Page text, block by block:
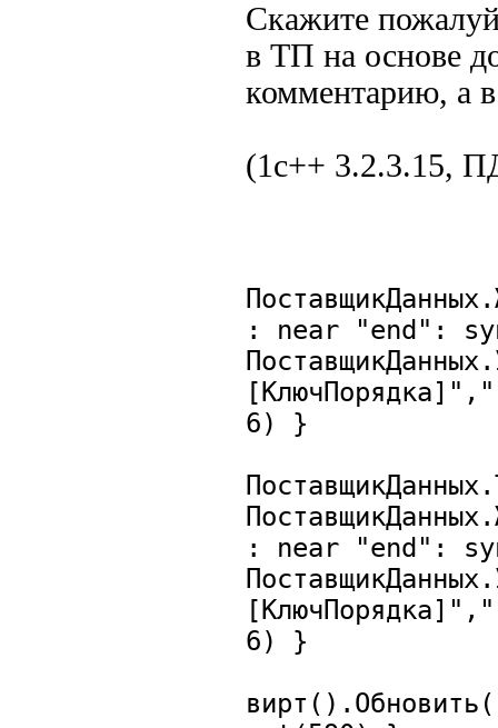
Скажите
в ТП на основе
комментарию, а
(1с++ 3.2.3.15,
: near "end":
6) }
: near "end":
6) }